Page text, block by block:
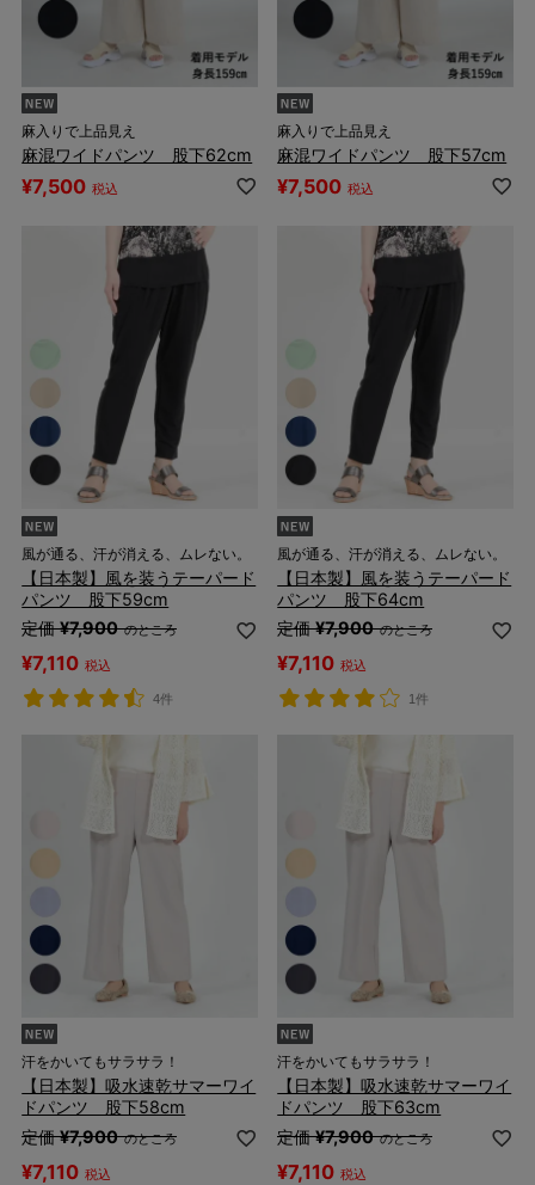
麻入りで上品見え
麻混ワイドパンツ 股下62cm
¥7,500 税込
麻入りで上品見え
麻混ワイドパンツ 股下57cm
¥7,500 税込
風が通る、汗が消える、ムレない。
【日本製】風を装うテーパード
パンツ 股下59cm
定価 ¥7,900 のところ
¥7,110 税込
4件
風が通る、汗が消える、ムレない。
【日本製】風を装うテーパード
パンツ 股下64cm
定価 ¥7,900 のところ
¥7,110 税込
1件
汗をかいてもサラサラ！
【日本製】吸水速乾サマーワイ
ドパンツ 股下58cm
定価 ¥7,900 のところ
¥7,110 税込
汗をかいてもサラサラ！
【日本製】吸水速乾サマーワイ
ドパンツ 股下63cm
定価 ¥7,900 のところ
¥7,110 税込